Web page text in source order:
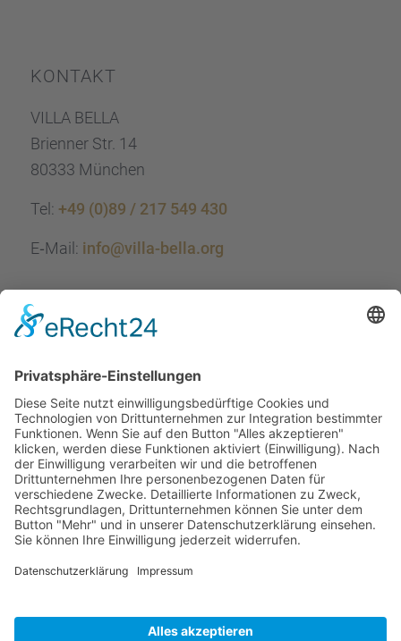
KONTAKT
VILLA BELLA
Brien­ner Str. 14
80333 München
Tel: +49 (0)89 / 217 549 430
E‑Mail: info@villa-bella.org
ÖFFNUNGS­ZEI­TEN
Mo-Do: 09:00 — 20:00 Uhr
Fr: 09:00 — 18:00 Uhr
Sa*: 10:00 — 18:00 Uhr
*auf Anfrage 3x im Monat
© Copyright 2024 - Villa Bella |Cookie-